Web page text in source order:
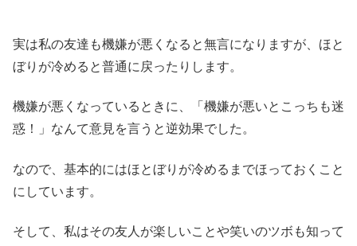
実は私の友達も機嫌が悪くなると無言になりますが、ほと
ぼりが冷めると普通に戻ったりします。
機嫌が悪くなっているときに、「機嫌が悪いとこっちも迷
惑！」なんて意見を言うと逆効果でした。
なので、基本的にはほとぼりが冷めるまでほっておくこと
にしています。
そして、私はその友人が楽しいことや笑いのツボも知って